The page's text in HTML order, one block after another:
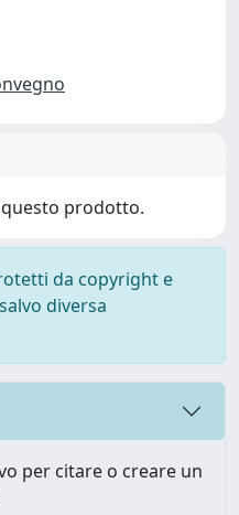
prodotto.
da copyright e
diversa
per citare o creare un